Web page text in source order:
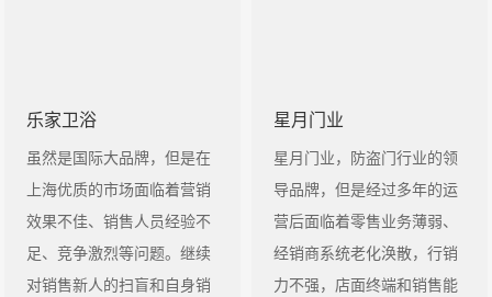
乐家卫浴
虽然是国际大品牌，但是在
上海优质的市场面临着营销
效果不佳、销售人员经验不
足、竞争激烈等问题。继续
对销售新人的扫盲和自身销
星月门业
星月门业，防盗门行业的领
导品牌，但是经过多年的运
营后面临着零售业务薄弱、
经销商系统老化涣散，行销
力不强，店面终端和销售能